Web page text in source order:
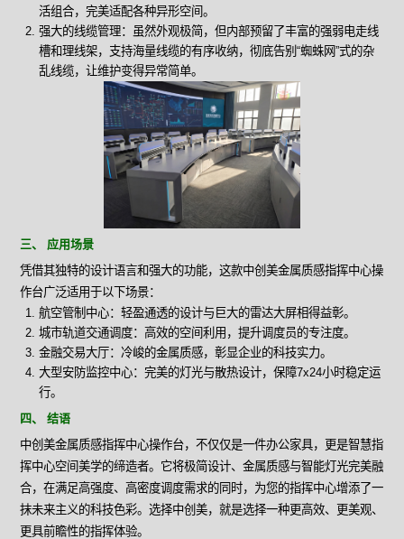
活组合，完美适配各种异形空间。
强大的线缆管理：虽然外观极简，但内部预留了丰富的强弱电走线
槽和理线架，支持海量线缆的有序收纳，彻底告别“蜘蛛网”式的杂
乱线缆，让维护变得异常简单。
三、 应用场景
凭借其独特的设计语言和强大的功能，这款中创美金属质感指挥中心操
作台广泛适用于以下场景：
航空管制中心：轻盈通透的设计与巨大的雷达大屏相得益彰。
城市轨道交通调度：高效的空间利用，提升调度员的专注度。
金融交易大厅：冷峻的金属质感，彰显企业的科技实力。
大型安防监控中心：完美的灯光与散热设计，保障7x24小时稳定运
行。
四、 结语
中创美金属质感指挥中心操作台，不仅仅是一件办公家具，更是智慧指
挥中心空间美学的缔造者。它将极简设计、金属质感与智能灯光完美融
合，在满足高强度、高密度调度需求的同时，为您的指挥中心增添了一
抹未来主义的科技色彩。选择中创美，就是选择一种更高效、更美观、
更具前瞻性的指挥体验。